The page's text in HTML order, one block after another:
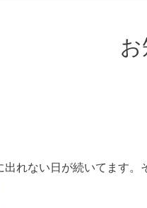
お
れない日が続いてます。